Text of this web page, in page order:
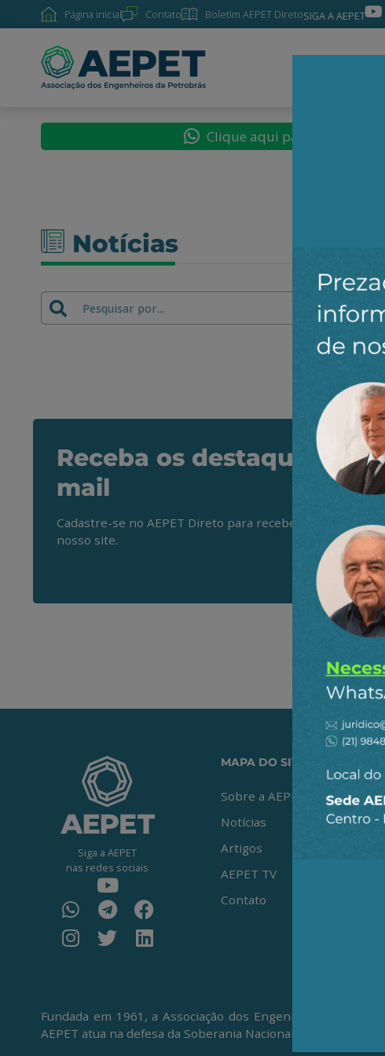
Página inicial Contato Boletim AEPET DiretoSIGA A AEPET
Clique aqui para seguir o
Notícias
Receba os destaques do
mail
Cadastre-se no AEPET Direto para receber os principais
nosso site.
Siga a AEPET
nas redes sociais
MAPA DO SITE
Sobre a AEPET
Notícias
Artigos
AEPET TV
Contato
Fundada em 1961, a Associação dos Engenheiros da
AEPET atua na defesa da Soberania Nacional, da Petrobrás